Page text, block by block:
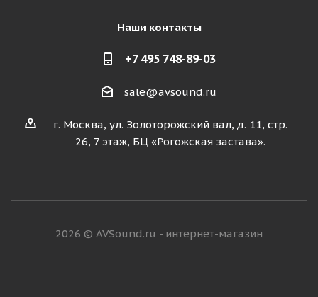
Наши контакты
+7 495 748-89-03
sale@avsound.ru
г. Москва, ул. Золоторожский вал, д. 11, стр.
26, 7 этаж, БЦ «Рогожская застава».
2026 © AVSound.ru - интернет-магазин